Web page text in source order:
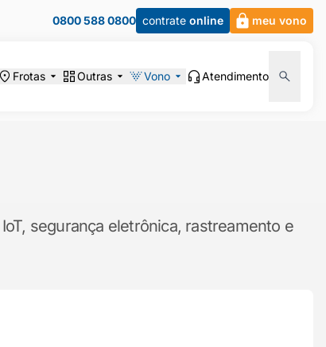
0800 588 0800 contrate online meu vono
Frotas Outras Vono Atendimento
segurança eletrônica, rastreamento e